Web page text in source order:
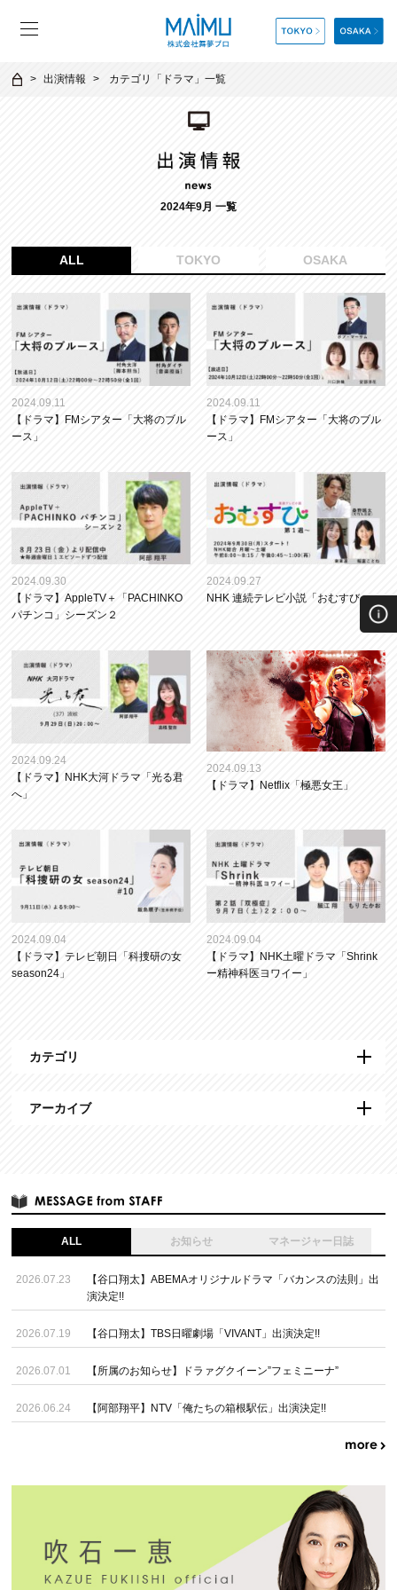
出演情報 カテゴリ「 ドラマ 」一覧
2024年9月 一覧
ALL TOKYO OSAKA
2024.09.11
【ドラマ】FMシアター「大将のブル
ース」
2024.09.11
【ドラマ】FMシアター「大将のブル
ース」
2024.09.30
【ドラマ】AppleTV＋「PACHINKO
パチンコ」シーズン２
2024.09.27
NHK 連続テレビ小説「おむすび」
2024.09.24
【ドラマ】NHK大河ドラマ「光る君
へ」
2024.09.13
【ドラマ】Netflix「極悪女王」
2024.09.04
【ドラマ】テレビ朝日「科捜研の女
season24」
2024.09.04
【ドラマ】NHK土曜ドラマ「Shrink
ー精神科医ヨワイー」
カテゴリ
アーカイブ
ALL お知らせ マネージャー日誌
2026.07.23
【谷口翔太】ABEMAオリジナルドラマ「バカンスの法則」出
演決定!!
2026.07.19 【谷口翔太】TBS日曜劇場「VIVANT」出演決定!!
2026.07.01 【所属のお知らせ】ドラァグクイーン”フェミニーナ”
2026.06.24 【阿部翔平】NTV「俺たちの箱根駅伝」出演決定!!